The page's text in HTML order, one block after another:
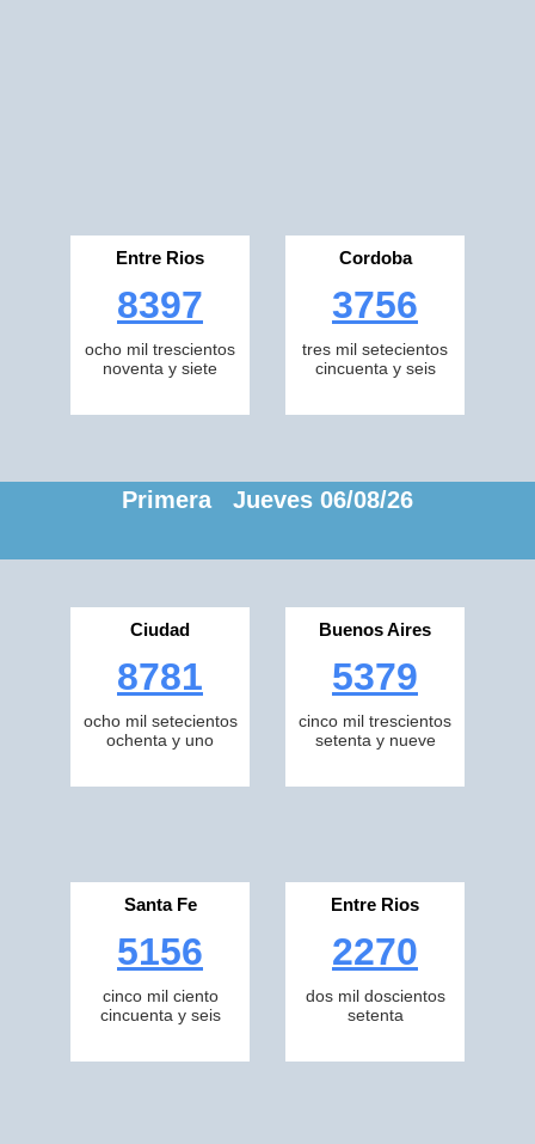
Entre Rios
8397
ocho mil trescientos
noventa y siete
Cordoba
3756
tres mil setecientos
cincuenta y seis
Primera Jueves 06/08/26
Ciudad
8781
ocho mil setecientos
ochenta y uno
Buenos Aires
5379
cinco mil trescientos
setenta y nueve
Santa Fe
5156
cinco mil ciento
cincuenta y seis
Entre Rios
2270
dos mil doscientos
setenta